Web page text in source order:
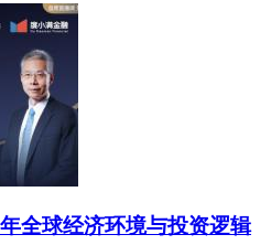
全球经济环境与投资逻辑